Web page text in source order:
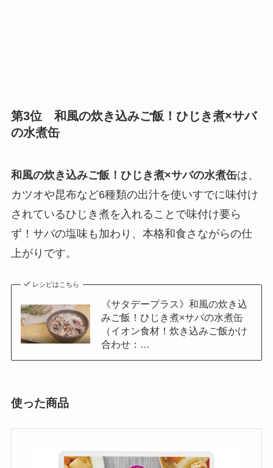
第3位 和風の炊き込みご飯！ひじき煮×サバ
の水煮缶
和風の炊き込みご飯！ひじき煮×サバの水煮缶は、
カツオや昆布など6種類の出汁を使いすでに味付け
されているひじき煮を入れることで味付け要ら
ず！サバの塩味も加わり、本格和食さながらの仕
上がりです。
レシピはこちら
《サタデープラス》和風の炊き込
みご飯！ひじき煮×サバの水煮缶
（イオン食材！炊き込みご飯かけ
合わせ：…
使った商品